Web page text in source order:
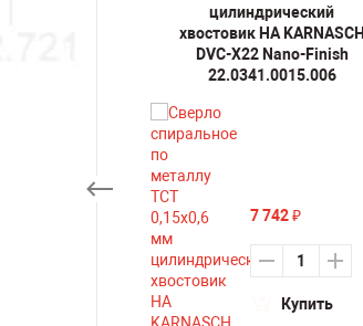
цилиндрический
хвостовик HA KARNASCH
DVC-X22 Nano-Finish
22.0341.0015.006
7 742 ₽
Купить